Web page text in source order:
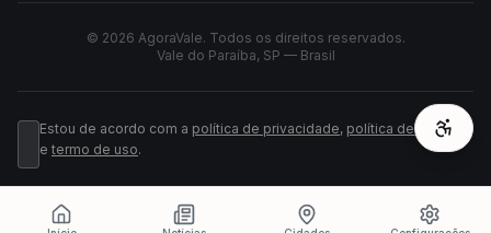
© 2026 AgoraVale. Todos os direitos reservados.
Vale do Paraíba, SP — Brasil
Estou de acordo com a política de privacidade, política de cookies
e termo de uso.